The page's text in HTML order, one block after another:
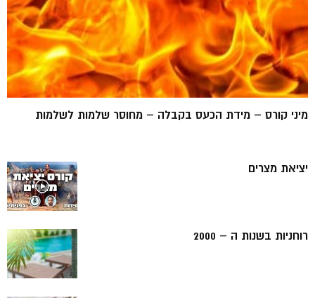
מיני קורס – מידת הכעס בקבלה – מחוסר שלמות לשלמות
יציאת מצרים
רוחניות בשנות ה – 2000